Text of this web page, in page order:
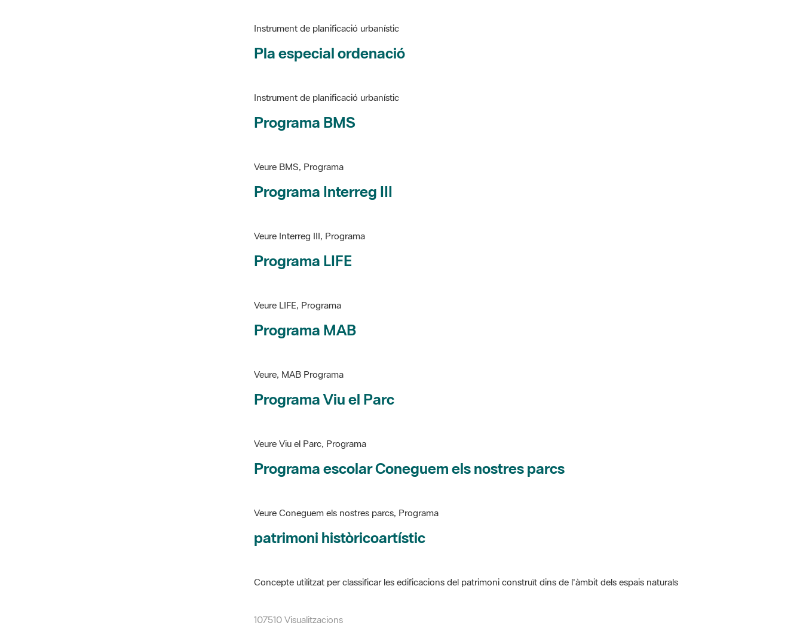
Instrument de planificació urbanístic
Pla especial ordenació
Instrument de planificació urbanístic
Programa BMS
Veure BMS, Programa
Programa Interreg III
Veure Interreg III, Programa
Programa LIFE
Veure LIFE, Programa
Programa MAB
Veure, MAB Programa
Programa Viu el Parc
Veure Viu el Parc, Programa
Programa escolar Coneguem els nostres parcs
Veure Coneguem els nostres parcs, Programa
patrimoni històricoartístic
Concepte utilitzat per classificar les edificacions del patrimoni construït dins de l'àmbit dels espais naturals
107510 Visualitzacions